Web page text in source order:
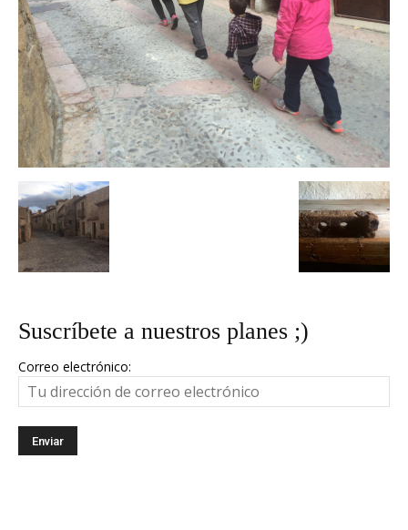
Suscríbete a nuestros planes ;)
Correo electrónico: